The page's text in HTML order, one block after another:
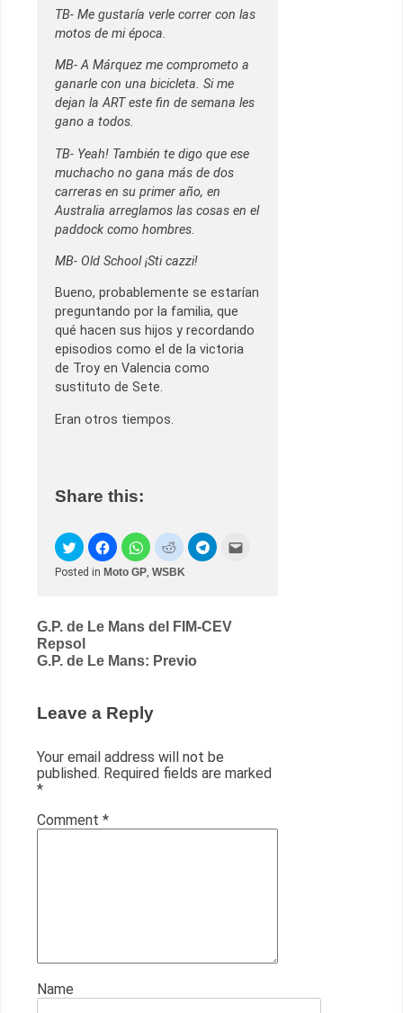
TB- Me gustaría verle correr con las
motos de mi época.
MB- A Márquez me comprometo a
ganarle con una bicicleta. Si me
dejan la ART este fin de semana les
gano a todos.
TB- Yeah! También te digo que ese
muchacho no gana más de dos
carreras en su primer año, en
Australia arreglamos las cosas en el
paddock como hombres.
MB- Old School ¡Sti cazzi!
Bueno, probablemente se estarían
preguntando por la familia, que
qué hacen sus hijos y recordando
episodios como el de la victoria
de Troy en Valencia como
sustituto de Sete.
Eran otros tiempos.
Share this:
Posted in Moto GP WSBK
Post
navigation
G.P. de Le Mans del FIM-CEV
Repsol
G.P. de Le Mans: Previo
Leave a Reply
Your email address will not be
published. Required fields are marked
*
Comment *
Name